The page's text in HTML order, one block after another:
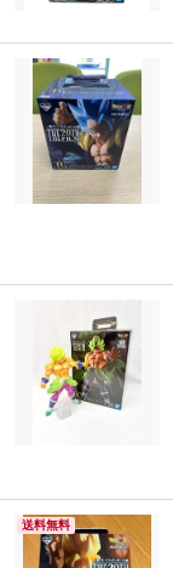
送料無料